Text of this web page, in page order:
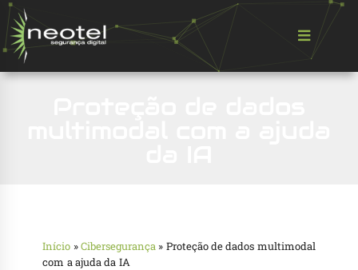
Início »Cibersegurança » Proteção de dados multimodal
com a ajuda da IA